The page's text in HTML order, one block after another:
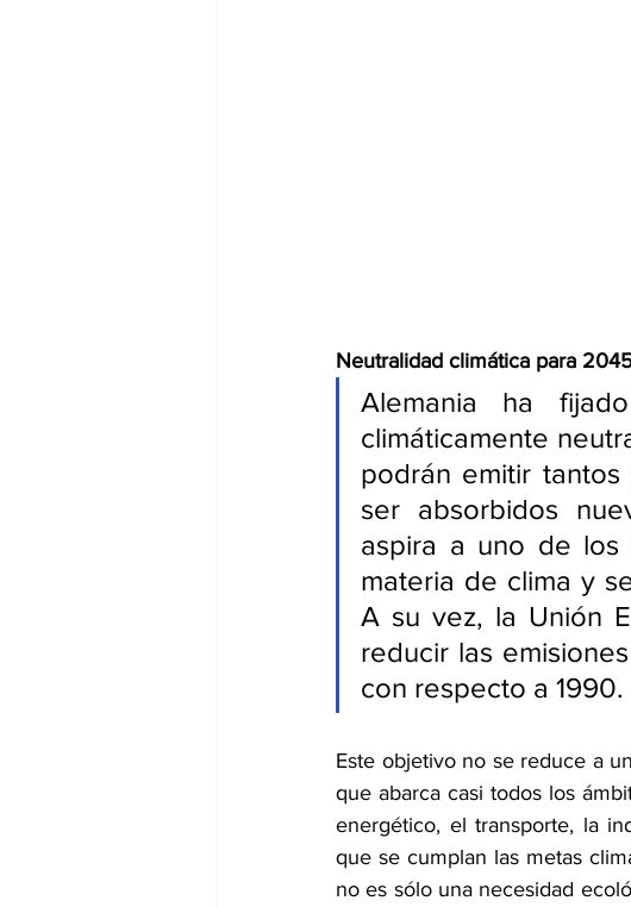
Neutralidad climática para
Alemania ha
climáticamente
podrán emitir
ser absorbidos
aspira a uno de los
materia de clima y
A su vez, la Unión
reducir las
con respecto a 1990.
Este objetivo no se reduce a
que abarca casi todos los
energético, el transporte, la
que se cumplan las metas
no es sólo una necesidad